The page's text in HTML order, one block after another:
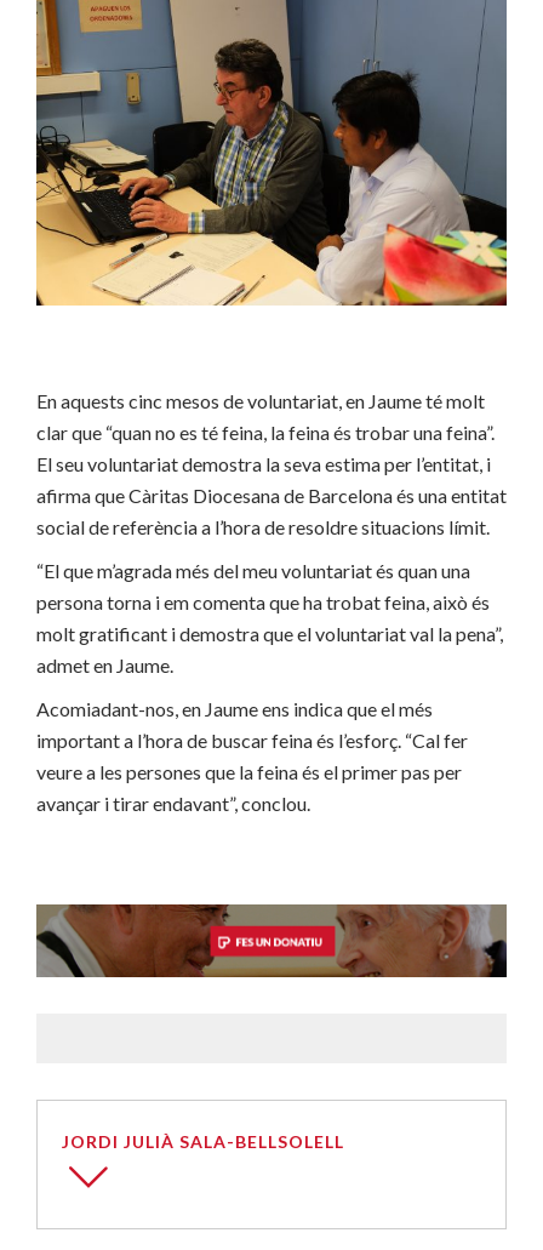
En aquests cinc mesos de voluntariat, en Jaume té molt
clar que “quan no es té feina, la feina és trobar una feina”.
El seu voluntariat demostra la seva estima per l’entitat, i
afirma que Càritas Diocesana de Barcelona és una entitat
social de referència a l’hora de resoldre situacions límit.
“El que m’agrada més del meu voluntariat és quan una
persona torna i em comenta que ha trobat feina, això és
molt gratificant i demostra que el voluntariat val la pena”,
admet en Jaume.
Acomiadant-nos, en Jaume ens indica que el més
important a l’hora de buscar feina és l’esforç. “Cal fer
veure a les persones que la feina és el primer pas per
avançar i tirar endavant”, conclou.
JORDI JULIÀ SALA-BELLSOLELL